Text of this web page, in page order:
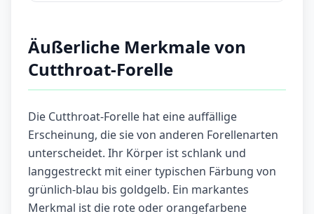
Äußerliche Merkmale von
Cutthroat-Forelle
Die Cutthroat-Forelle hat eine auffällige
Erscheinung, die sie von anderen Forellenarten
unterscheidet. Ihr Körper ist schlank und
langgestreckt mit einer typischen Färbung von
grünlich-blau bis goldgelb. Ein markantes
Merkmal ist die rote oder orangefarbene